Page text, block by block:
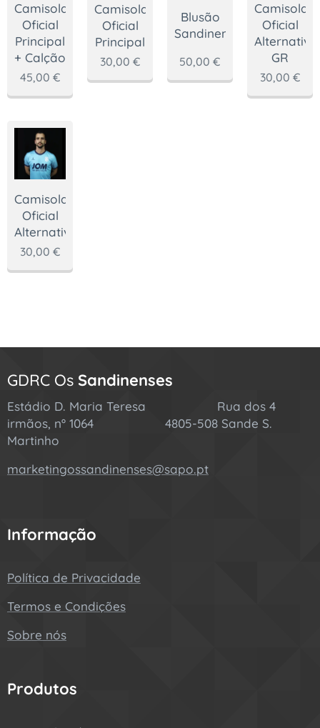
Camisola
Oficial
Principal
+ Calção
45,00 €
Camisola
Oficial
Principal
30,00 €
Blusão
Sandinenses
50,00 €
Camisola
Oficial
Alternativa
GR
30,00 €
Camisola
Oficial
Alternativa
30,00 €
GDRC Os Sandinenses
Estádio D. Maria Teresa Rua dos 4
irmãos, nº 1064 4805-508 Sande S.
Martinho
marketingossandinenses@sapo.pt
Informação
Política de Privacidade
Termos e Condições
Sobre nós
Produtos